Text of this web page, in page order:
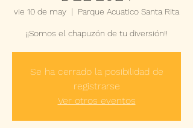
vie 10 de may
  |
Parque Acuatico Santa Rita
¡¡Somos el chapuzón de tu diversión!!
Se ha cerrado la posibilidad de
registrarse
Ver otros eventos